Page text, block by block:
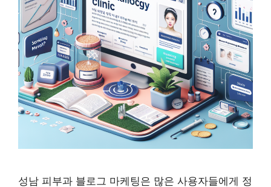
성남 피부과 블로그 마케팅은 많은 사용자들에게 정